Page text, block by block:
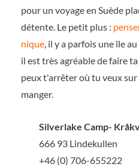
pour un voyage en Suède
détente. Le petit plus :
nique, il y a parfois une île
il est très agréable de faire
peux t'arrêter où tu veux
manger.
Silverlake Camp-
666 93 Lindekullen
+46 (0) 706-655222